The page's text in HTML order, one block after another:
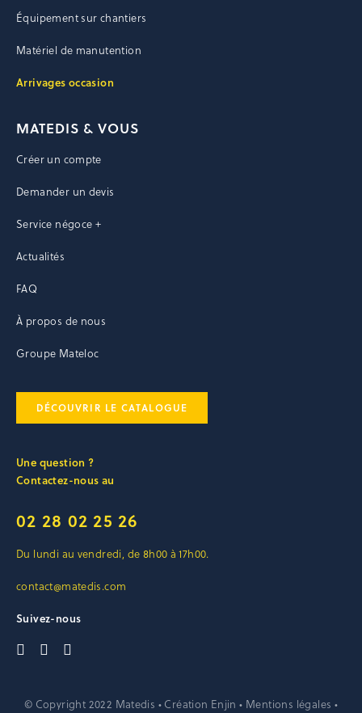
Équipement sur chantiers
Matériel de manutention
Arrivages occasion
MATEDIS & VOUS
Créer un compte
Demander un devis
Service négoce +
Actualités
FAQ
À propos de nous
Groupe Mateloc
DÉCOUVRIR LE CATALOGUE
Une question ?
Contactez-nous au
02 28 02 25 26
Du lundi au vendredi, de 8h00 à 17h00.
contact@matedis.com
Suivez-nous
© Copyright 2022 Matedis • Création Enjin • Mentions légales •